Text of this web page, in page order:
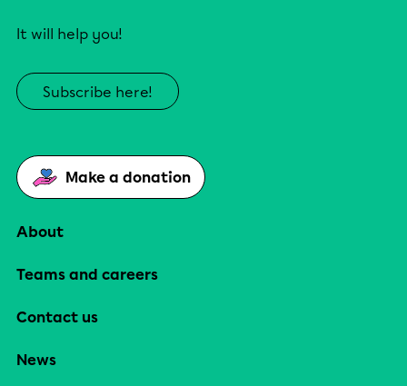
It will help you!
Subscribe here!
Make a donation
About
Teams and careers
Contact us
News